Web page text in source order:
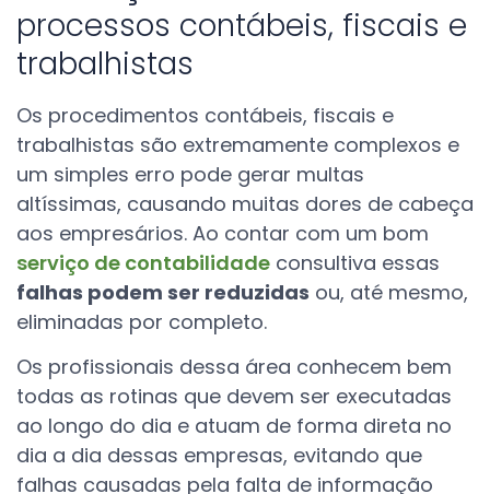
processos contábeis, fiscais e
trabalhistas
Os procedimentos contábeis, fiscais e
trabalhistas são extremamente complexos e
um simples erro pode gerar multas
altíssimas, causando muitas dores de cabeça
aos empresários. Ao contar com um bom
serviço de contabilidade consultiva essas
falhas podem ser reduzidas ou, até mesmo,
eliminadas por completo.
Os profissionais dessa área conhecem bem
todas as rotinas que devem ser executadas
ao longo do dia e atuam de forma direta no
dia a dia dessas empresas, evitando que
falhas causadas pela falta de informação